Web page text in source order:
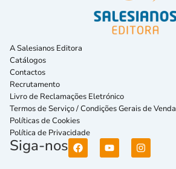
A Salesianos Editora
Catálogos
Contactos
Recrutamento
Livro de Reclamações Eletrónico
Termos de Serviço / Condições Gerais de Venda
Políticas de Cookies
Política de Privacidade
Siga-nos